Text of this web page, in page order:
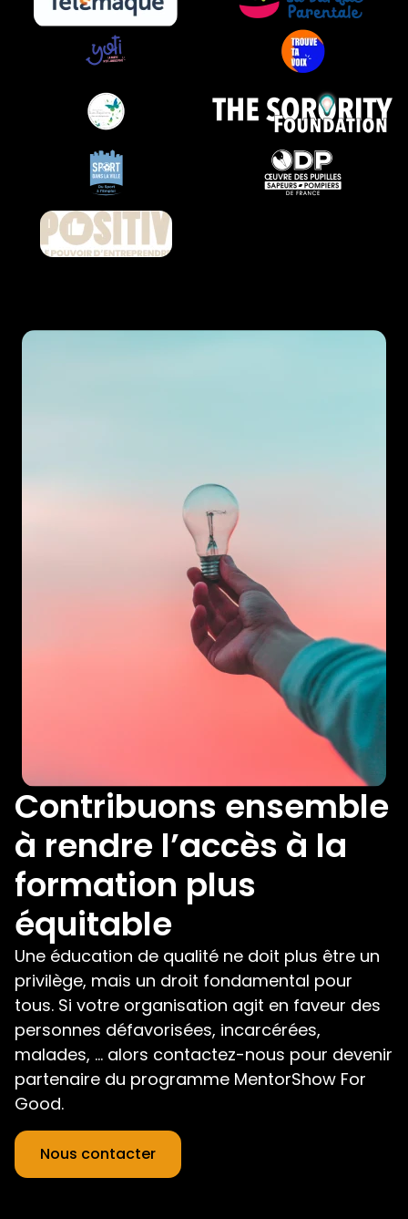
Contribuons ensemble
à rendre l’accès à la
formation plus
équitable
Une éducation de qualité ne doit plus être un
privilège, mais un droit fondamental pour
tous. Si votre organisation agit en faveur des
personnes défavorisées, incarcérées,
malades, … alors contactez-nous pour devenir
partenaire du programme MentorShow For
Good.
Nous contacter